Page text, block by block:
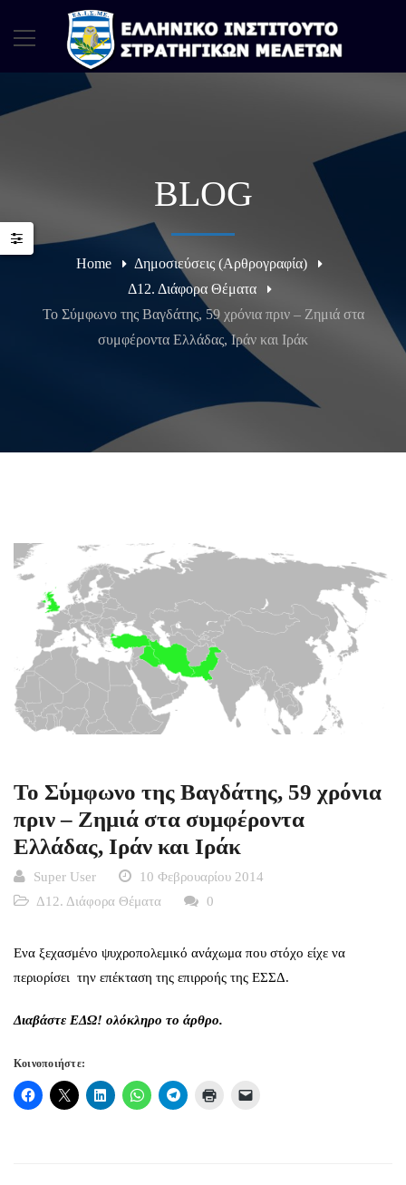
BLOG
Home
Δημοσιεύσεις (Αρθρογραφία)
Δ12. Διάφορα Θέματα
Το Σύμφωνο της Βαγδάτης, 59 χρόνια πριν – Ζημιά στα
συμφέροντα Ελλάδας, Ιράν και Ιράκ
Το Σύμφωνο της Βαγδάτης, 59 χρόνια
πριν – Ζημιά στα συμφέροντα
Ελλάδας, Ιράν και Ιράκ
Super User
10 Φεβρουαρίου 2014
Δ12. Διάφορα Θέματα
0
Ενα ξεχασμένο ψυχροπολεμικό ανάχωμα που στόχο είχε να
περιορίσει την επέκταση της επιρροής της ΕΣΣΔ.
Διαβάστε ΕΔΩ! ολόκληρο το άρθρο.
Κοινοποιήστε: